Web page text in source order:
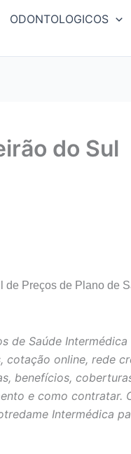
ODONTOLOGICOS
do Sul
Preços de Plano de
de Saúde
cotação online, rede
benefícios,
e como contratar.
Intermédica